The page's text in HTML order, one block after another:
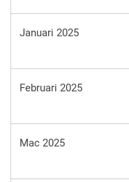
Januari 2025
Februari 2025
Mac 2025